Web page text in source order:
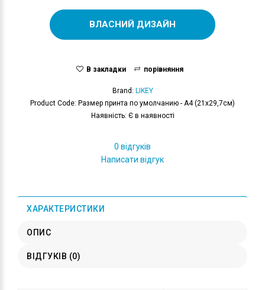
ВЛАСНИЙ ДИЗАЙН
В закладки порівняння
Brand: LIKEY
Product Code: Размер принта по умолчанию - А4 (21x29,7см)
Наявність: Є в наявності
0 відгуків
Написати відгук
ХАРАКТЕРИСТИКИ
ОПИС
ВІДГУКІВ (0)